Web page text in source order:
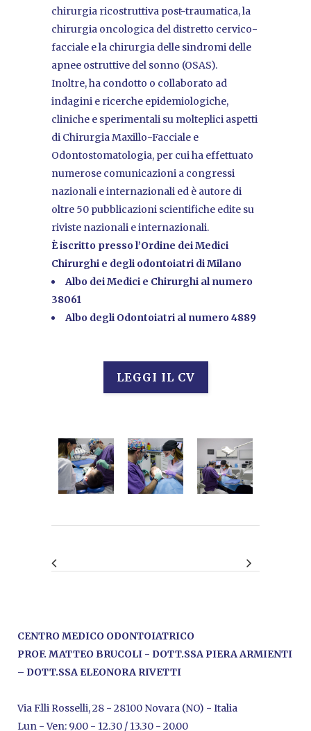
chirurgia ricostruttiva post-traumatica, la
chirurgia oncologica del distretto cervico-
facciale e la chirurgia delle sindromi delle
apnee ostruttive del sonno (OSAS).
Inoltre, ha condotto o collaborato ad
indagini e ricerche epidemiologiche,
cliniche e sperimentali su molteplici aspetti
di Chirurgia Maxillo-Facciale e
Odontostomatologia, per cui ha effettuato
numerose comunicazioni a congressi
nazionali e internazionali ed è autore di
oltre 50 pubblicazioni scientifiche edite su
riviste nazionali e internazionali.
È iscritto presso l’Ordine dei Medici
Chirurghi e degli odontoiatri di Milano
Albo dei Medici e Chirurghi al numero
38061
Albo degli Odontoiatri al numero 4889
LEGGI IL CV
CENTRO MEDICO ODONTOIATRICO
PROF. MATTEO BRUCOLI - DOTT.SSA PIERA ARMIENTI
– DOTT.SSA ELEONORA RIVETTI
Via F.lli Rosselli, 28 - 28100 Novara (NO) - Italia
Lun - Ven: 9.00 - 12.30 / 13.30 - 20.00